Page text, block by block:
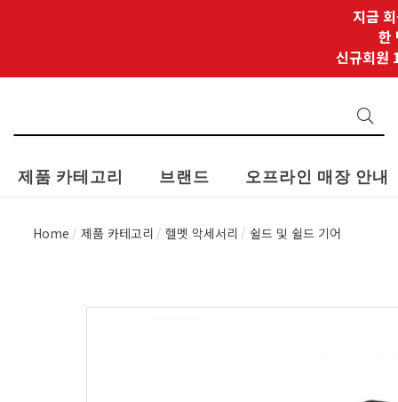
지금
한
신규회원
제품 카테고리 브랜드 오프라인 매장 안내
Home 제품 카테고리 헬멧 악세서리 쉴드 및 쉴드 기어